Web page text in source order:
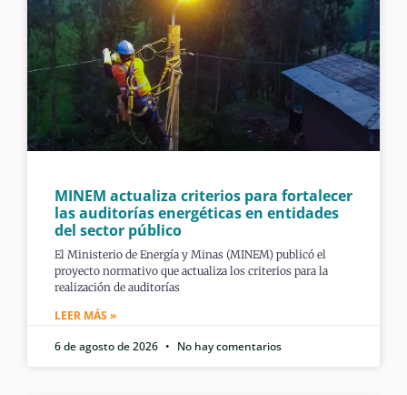
MINEM actualiza criterios para fortalecer
las auditorías energéticas en entidades
del sector público
El Ministerio de Energía y Minas (MINEM) publicó el
proyecto normativo que actualiza los criterios para la
realización de auditorías
LEER MÁS »
6 de agosto de 2026
No hay comentarios